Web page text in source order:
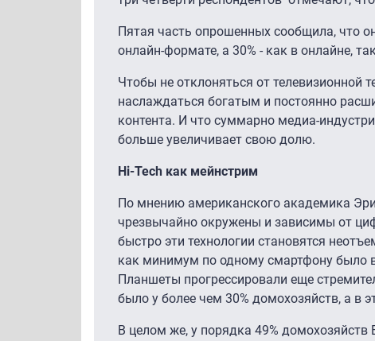
Пятая часть опрошенных сообщила, что
онлайн-формате, а 30% - как в онлайне,
Чтобы не отклоняться от
наслаждаться богатым и постоянно
контента. И что суммарно медиа-
больше увеличивает свою долю.
Hi-Tech как мейнстрим
По мнению американского академика
чрезвычайно окружены и зависимы от
быстро эти технологии становятся
как минимум по одному смартфону было
Планшеты прогрессировали еще
было у более чем 30% домохозяйств, а в
В целом же, у порядка 49%